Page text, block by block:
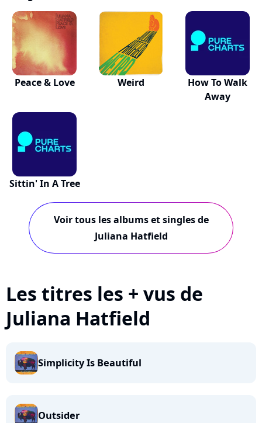
Peace & Love Weird
How To Walk
Away
Sittin' In A Tree
Voir tous les albums et singles de
Juliana Hatfield
Les titres les + vus de
Juliana Hatfield
Simplicity Is Beautiful
Outsider